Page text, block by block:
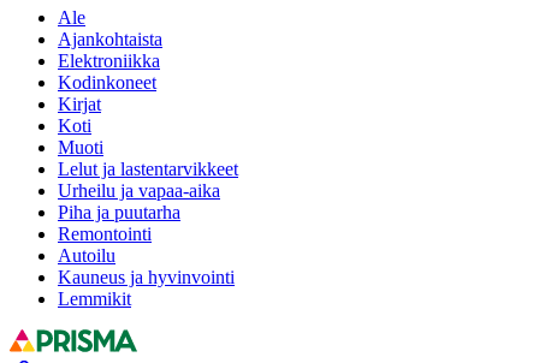
Ale
Ajankohtaista
Elektroniikka
Kodinkoneet
Kirjat
Koti
Muoti
Lelut ja lastentarvikkeet
Urheilu ja vapaa-aika
Piha ja puutarha
Remontointi
Autoilu
Kauneus ja hyvinvointi
Lemmikit